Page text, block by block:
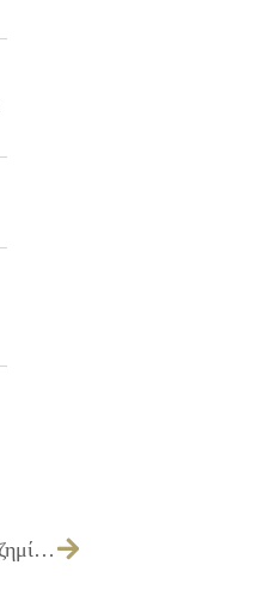
133/2011 – Λήψη απόφασης για εξώδικο συμβιβασμό – καταβολή αποζημίωσης σε Παναγιώτη Ρουσσάκη